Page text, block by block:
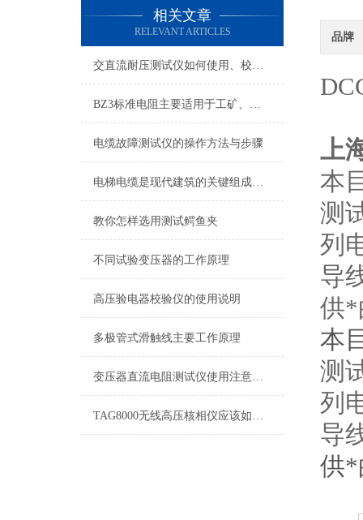
相关文章
RELEVANT ARTICLES
交直流耐压测试仪如何使用、校准和维修
BZ3标准电阻主要适用于工矿、学校、科研使用
电缆故障测试仪的操作方法与步骤
电梯电缆是现代建筑的关键组成部分
教你怎样选用测试鳄鱼夹
不同试验变压器的工作原理
高压验电器校验仪的使用说明
多极管式滑触线主要工作原理
变压器直流电阻测试仪使用注意事项
TAG8000无线高压核相仪应该如何维护保养
品牌
上
本
测
列
导
供*
本
测
列
导
供*